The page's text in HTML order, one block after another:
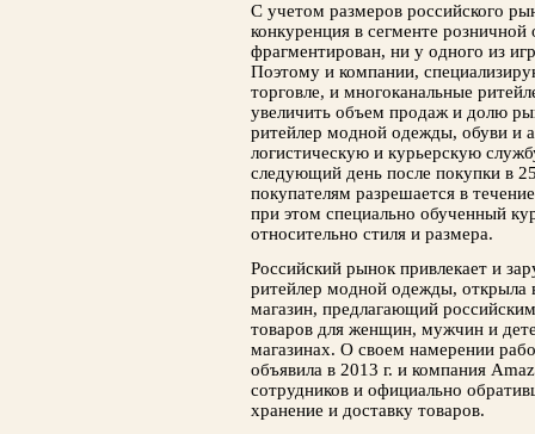
С учетом размеров российского
конкуренция в сегменте
фрагментирован, ни у одного из
Поэтому и компании,
торговле, и многоканальные
увеличить объем продаж и долю
ритейлер модной одежды, обуви и
логистическую и курьерскую
следующий день после покупки в
покупателям разрешается в
при этом специально обученный
относительно стиля и размера.
Российский рынок привлекает и
ритейлер модной одежды, открыла
магазин, предлагающий
товаров для женщин, мужчин и
магазинах. О своем намерении
объявила в 2013 г. и компания
сотрудников и официально
хранение и доставку товаров.